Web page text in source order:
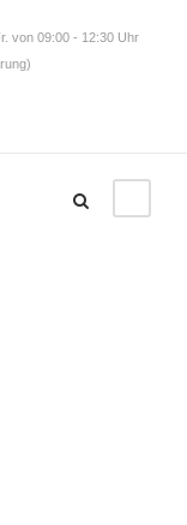
von 09:00 - 12:30 Uhr